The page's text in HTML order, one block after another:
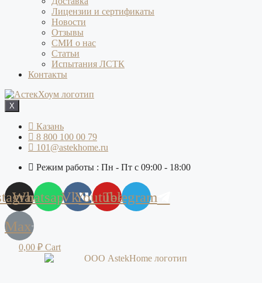
Лицензии и сертификаты
Новости
Отзывы
СМИ о нас
Статьи
Испытания ЛСТК
Контакты
X
Казань
8 800 100 00 79
101@astekhome.ru
Режим работы : Пн - Пт с 09:00 - 18:00
Whatsapp
VkYoutubeTelegram
Max
0,00 ₽ Cart